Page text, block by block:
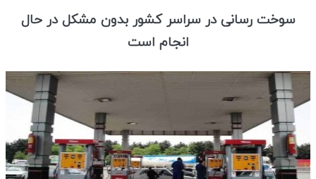
سوخت رسانی در سراسر کشور بدون مشکل در حال
انجام است